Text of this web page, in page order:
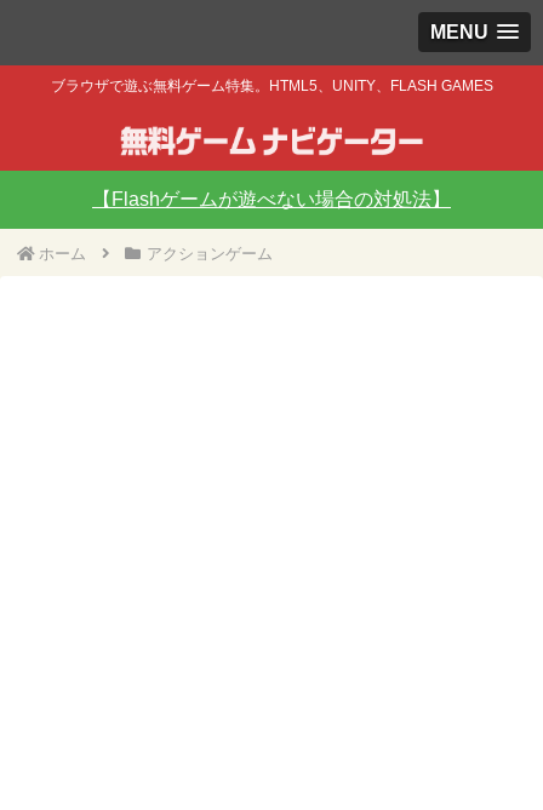
MENU
ブラウザで遊ぶ無料ゲーム特集。HTML5、UNITY、FLASH GAMES
【Flashゲームが遊べない場合の対処法】
ホーム アクションゲーム